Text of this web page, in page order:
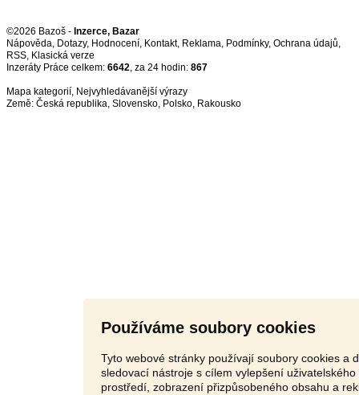
Používáme soubory cookies
Tyto webové stránky používají soubory cookies a
sledovací nástroje s cílem vylepšení uživatelského
prostředí, zobrazení přizpůsobeného obsahu a
©2026 Bazoš - Inzerce, Bazar
Nápověda, Dotazy, Hodnocení, Kontakt, Reklama, Podmínky, Ochrana údajů,
RSS,
Inzeráty Práce celkem: 6642, za 24 hodin: 867
Mapa kategorií, Nejvyhledávanější výrazy
Země: Česká republika, Slovensko, Polsko, Rakousko